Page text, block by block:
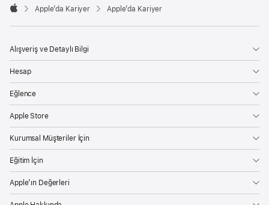

Apple’da Kariyer Apple’da Kariyer
Alışveriş ve Detaylı Bilgi
Hesap
Eğlence
Apple Store
Kurumsal Müşteriler İçin
Eğitim İçin
Apple’ın Değerleri